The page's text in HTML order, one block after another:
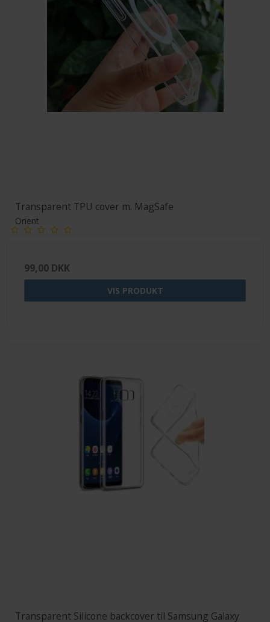
Transparent TPU cover m. MagSafe
Orient
99,00 DKK
VIS PRODUKT
Transparent Silicone backcover til Samsung Galaxy